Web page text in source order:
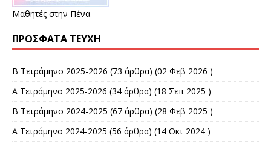
Μαθητές στην Πένα
ΠΡΌΣΦΑΤΑ ΤΕΎΧΗ
Β Τετράμηνο 2025-2026 (73 άρθρα) (02 Φεβ 2026 )
Α Τετράμηνο 2025-2026 (34 άρθρα) (18 Σεπ 2025 )
Β Τετράμηνο 2024-2025 (67 άρθρα) (28 Φεβ 2025 )
Α Τετράμηνο 2024-2025 (56 άρθρα) (14 Οκτ 2024 )